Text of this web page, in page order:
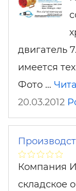
двигатель
имеется
Фото …
20.03.2012
Компания
складское